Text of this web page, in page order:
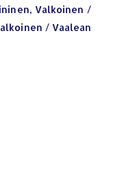
Valkoinen /
/ Vaalean